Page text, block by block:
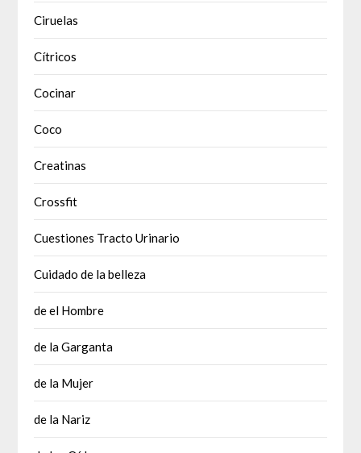
Ciruelas
Cítricos
Cocinar
Coco
Creatinas
Crossfit
Cuestiones Tracto Urinario
Cuidado de la belleza
de el Hombre
de la Garganta
de la Mujer
de la Nariz